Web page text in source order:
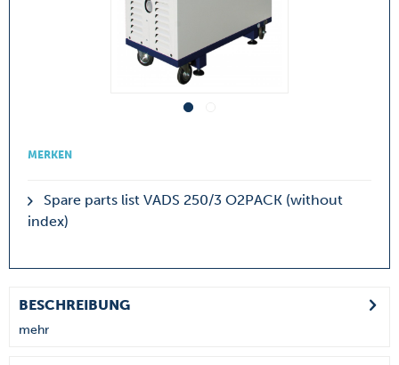
MERKEN
Spare parts list VADS 250/3 O2PACK (without
index)
BESCHREIBUNG
mehr